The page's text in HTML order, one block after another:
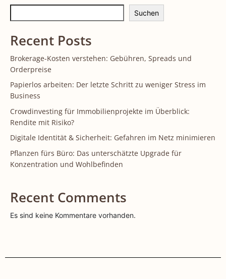
Suchen
Recent Posts
Brokerage-Kosten verstehen: Gebühren, Spreads und
Orderpreise
Papierlos arbeiten: Der letzte Schritt zu weniger Stress im
Business
Crowdinvesting für Immobilienprojekte im Überblick:
Rendite mit Risiko?
Digitale Identität & Sicherheit: Gefahren im Netz minimieren
Pflanzen fürs Büro: Das unterschätzte Upgrade für
Konzentration und Wohlbefinden
Recent Comments
Es sind keine Kommentare vorhanden.